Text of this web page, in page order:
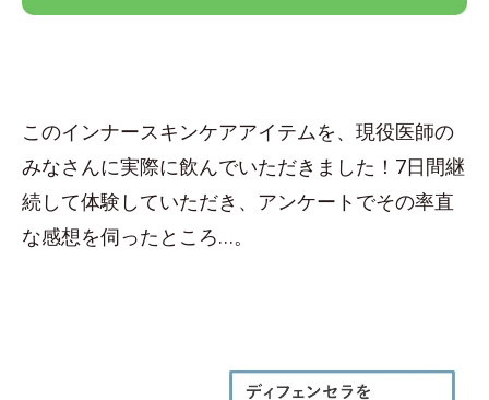
このインナースキンケアアイテムを、現役医師の
みなさんに実際に飲んでいただきました！7日間継
続して体験していただき、アンケートでその率直
な感想を伺ったところ…。